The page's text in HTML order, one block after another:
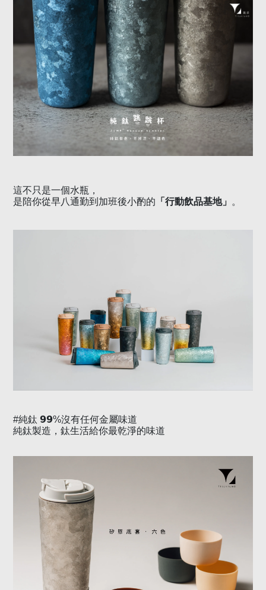
這不只是一個水瓶，
是陪你從早八通勤到加班後小酌的 「行動飲品基地」 。
#純鈦 𝟵𝟵%沒有任何金屬味道
純鈦製造，鈦生活給你最乾淨的味道